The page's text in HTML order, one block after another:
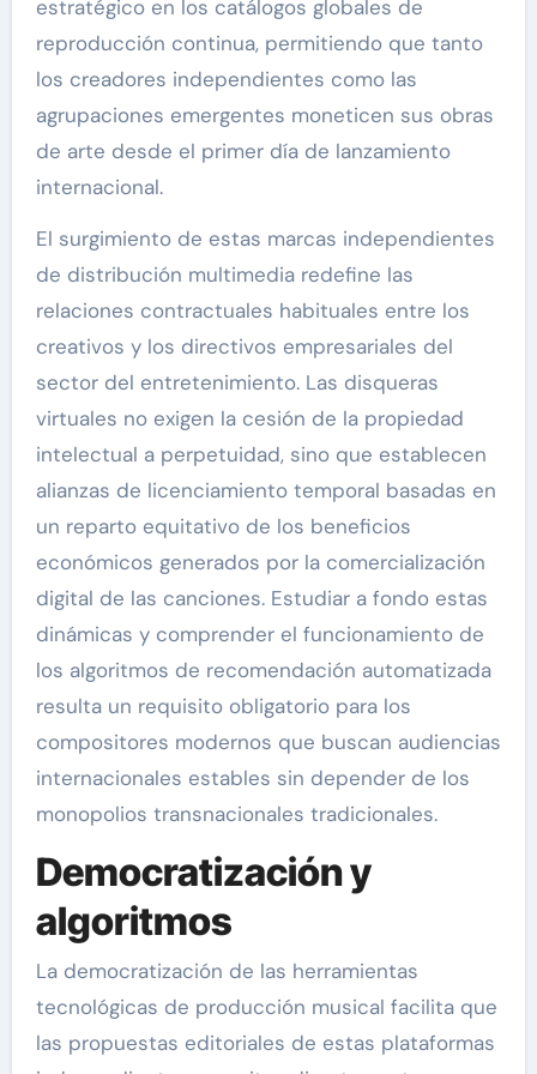
estratégico en los catálogos globales de
reproducción continua, permitiendo que tanto
los creadores independientes como las
agrupaciones emergentes moneticen sus obras
de arte desde el primer día de lanzamiento
internacional.
El surgimiento de estas marcas independientes
de distribución multimedia redefine las
relaciones contractuales habituales entre los
creativos y los directivos empresariales del
sector del entretenimiento. Las disqueras
virtuales no exigen la cesión de la propiedad
intelectual a perpetuidad, sino que establecen
alianzas de licenciamiento temporal basadas en
un reparto equitativo de los beneficios
económicos generados por la comercialización
digital de las canciones. Estudiar a fondo estas
dinámicas y comprender el funcionamiento de
los algoritmos de recomendación automatizada
resulta un requisito obligatorio para los
compositores modernos que buscan audiencias
internacionales estables sin depender de los
monopolios transnacionales tradicionales.
Democratización y
algoritmos
La democratización de las herramientas
tecnológicas de producción musical facilita que
las propuestas editoriales de estas plataformas